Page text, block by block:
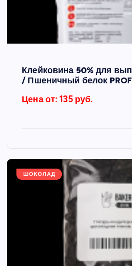
Клейковина 50% для
/ Пшеничный белок
Цена от: 135 руб.
ШОКОЛАД